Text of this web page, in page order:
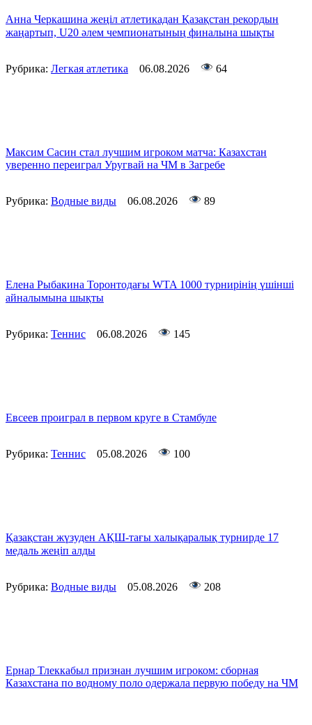
Анна Черкашина жеңіл атлетикадан Қазақстан рекордын
жаңартып, U20 әлем чемпионатының финалына шықты
Рубрика: Легкая атлетика 06.08.2026 64
Максим Сасин стал лучшим игроком матча: Казахстан
уверенно переиграл Уругвай на ЧМ в Загребе
Рубрика: Водные виды 06.08.2026 89
Елена Рыбакина Торонтодағы WTA 1000 турнирінің үшінші
айналымына шықты
Рубрика: Теннис 06.08.2026 145
Евсеев проиграл в первом круге в Стамбуле
Рубрика: Теннис 05.08.2026 100
Қазақстан жүзуден АҚШ-тағы халықаралық турнирде 17
медаль жеңіп алды
Рубрика: Водные виды 05.08.2026 208
Ернар Тлеккабыл признан лучшим игроком: сборная
Казахстана по водному поло одержала первую победу на ЧМ